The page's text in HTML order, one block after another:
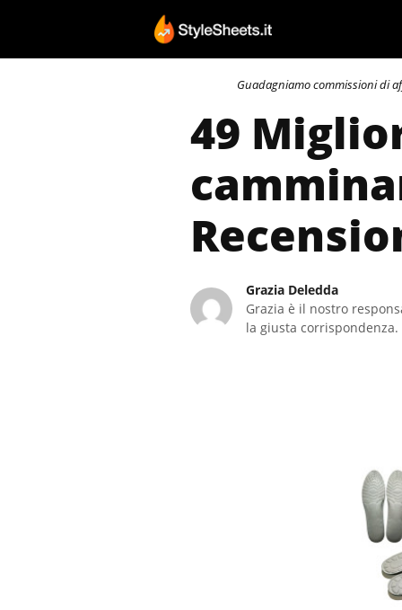
contenuto
Guadagniamo commissioni di
49
Grazia Deledda
Grazia è il nostro
la giusta